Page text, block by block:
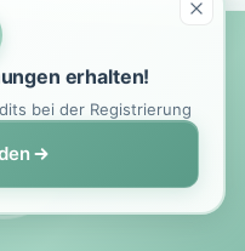
erhalten!
bei der Registrierung